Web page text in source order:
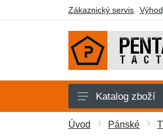
Zákaznický servis
Pánské
Katalog zboží
Úvod Pánské